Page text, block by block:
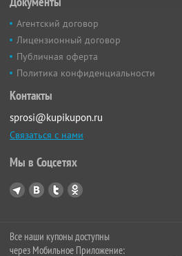
Агентский договор
Лицензионный договор
Публичная оферта
Политика конфиденциальности
Контакты
sprosi@kupikupon.ru
Связаться с нами
Мы в Соцсетях
Все наши купоны доступны
через Мобильное Приложение: